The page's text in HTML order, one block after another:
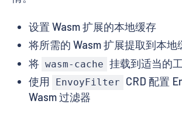
设置 Wasm 扩展的本地缓存
将所需的 Wasm 扩展提取到本地
将 wasm-cache 挂载到适当的
使用
EnvoyFilter
CRD 配置
Wasm 过滤器